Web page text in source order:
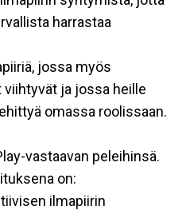
harrastaa
jossa myös
ja jossa heille
omassa roolissaan.
vastaavan peleihinsä.
on:
ilmapiirin